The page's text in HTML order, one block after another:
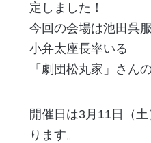
定しました！
今回の会場は池田呉
小弁太座長率いる
「劇団松丸家」さん
開催日は3月11日（
ります。